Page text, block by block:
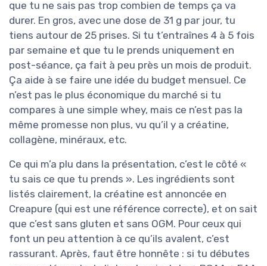
que tu ne sais pas trop combien de temps ça va
durer. En gros, avec une dose de 31 g par jour, tu
tiens autour de 25 prises. Si tu t’entraînes 4 à 5 fois
par semaine et que tu le prends uniquement en
post-séance, ça fait à peu près un mois de produit.
Ça aide à se faire une idée du budget mensuel. Ce
n’est pas le plus économique du marché si tu
compares à une simple whey, mais ce n’est pas la
même promesse non plus, vu qu’il y a créatine,
collagène, minéraux, etc.
Ce qui m’a plu dans la présentation, c’est le côté «
tu sais ce que tu prends ». Les ingrédients sont
listés clairement, la créatine est annoncée en
Creapure (qui est une référence correcte), et on sait
que c’est sans gluten et sans OGM. Pour ceux qui
font un peu attention à ce qu’ils avalent, c’est
rassurant. Après, faut être honnête : si tu débutes